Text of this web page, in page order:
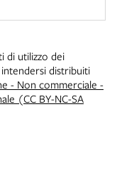
di utilizzo dei
distribuiti
- Non commerciale -
(CC BY-NC-SA